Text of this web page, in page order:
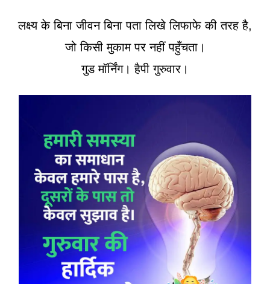
लक्ष्य के बिना जीवन बिना पता लिखे लिफाफे की तरह है,
जो किसी मुकाम पर नहीं पहुँचता।
गुड मॉर्निंग। हैपी गुरुवार।